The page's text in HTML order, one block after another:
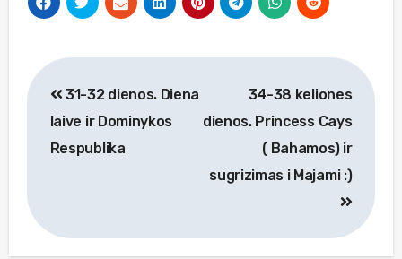
Navigacija
tarp
įrašų
31-32 dienos. Diena
laive ir Dominykos
Respublika
34-38 keliones
dienos. Princess Cays
( Bahamos) ir
sugrizimas i Majami :)